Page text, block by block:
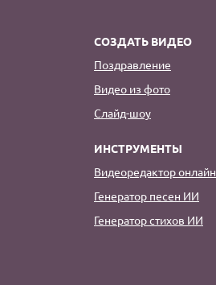
СОЗДАТЬ ВИДЕО
Поздравление
Видео из фото
Слайд-шоу
ИНСТРУМЕНТЫ
Видеоредактор онлайн
Генератор песен ИИ
Генератор стихов ИИ